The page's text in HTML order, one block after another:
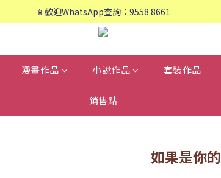
📱歡迎WhatsApp查詢：9558 8661
📱歡迎WhatsApp查詢：9558 8661
❤️會員專享：🛍購物滿💰HK$800，🚚免運費❤️
📱歡迎WhatsApp查詢：9558 8661
漫畫作品 小說作品 套裝作品
銷售點
如果是你